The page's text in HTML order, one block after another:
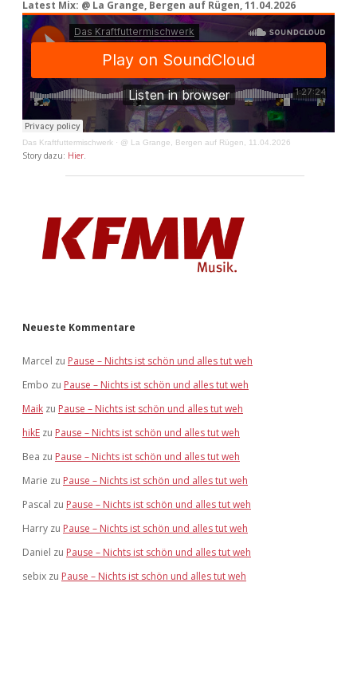
Latest Mix: @ La Grange, Bergen auf Rügen, 11.04.2026
Das Kraftfuttermischwerk · @ La Grange, Bergen auf Rügen, 11.04.2026
Story dazu: Hier.
Neueste Kommentare
Marcel zu Pause – Nichts ist schön und alles tut weh
Embo zu Pause – Nichts ist schön und alles tut weh
Maik zu Pause – Nichts ist schön und alles tut weh
hikE zu Pause – Nichts ist schön und alles tut weh
Bea zu Pause – Nichts ist schön und alles tut weh
Marie zu Pause – Nichts ist schön und alles tut weh
Pascal zu Pause – Nichts ist schön und alles tut weh
Harry zu Pause – Nichts ist schön und alles tut weh
Daniel zu Pause – Nichts ist schön und alles tut weh
sebix zu Pause – Nichts ist schön und alles tut weh